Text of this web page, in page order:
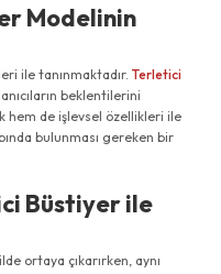
Modelinin
ile tanınmaktadır. Terletici
beklentilerini
hem de işlevsel özellikleri ile
bulunması gereken bir
Büstiyer ile
ortaya çıkarırken, aynı